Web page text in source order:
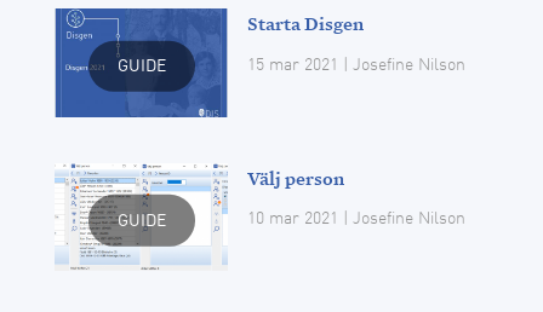
GUIDE
Starta Disgen
15 mar 2021 | Josefine Nilson
GUIDE
Välj person
10 mar 2021 | Josefine Nilson